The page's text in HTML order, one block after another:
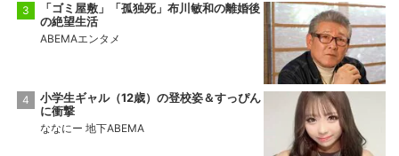
「ゴミ屋敷」「孤独死」布川敏和の離婚後
の絶望生活
ABEMAエンタメ
小学生ギャル（12歳）の登校姿＆すっぴん
に衝撃
ななにー 地下ABEMA